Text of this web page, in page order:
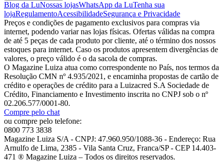
Blog da LuNossas lojasWhatsApp da LuTenha sua
lojaRegulamentoAcessibilidadeSegurança e Privacidade
Preços e condições de pagamento exclusivos para compras via
internet, podendo variar nas lojas físicas. Ofertas válidas na compra
de até 5 peças de cada produto por cliente, até o término dos nossos
estoques para internet. Caso os produtos apresentem divergências de
valores, o preço válido é o da sacola de compras.
O Magazine Luiza atua como correspondente no País, nos termos da
Resolução CMN nº 4.935/2021, e encaminha propostas de cartão de
crédito e operações de crédito para a Luizacred S.A Sociedade de
Crédito, Financiamento e Investimento inscrita no CNPJ sob o nº
02.206.577/0001-80.
Compre pelo chat
ou compre pelo telefone:
0800 773 3838
Magazine Luiza S/A - CNPJ: 47.960.950/1088-36 - Endereço: Rua
Arnulfo de Lima, 2385 - Vila Santa Cruz, Franca/SP - CEP 14.403-
471 ® Magazine Luiza – Todos os direitos reservados.